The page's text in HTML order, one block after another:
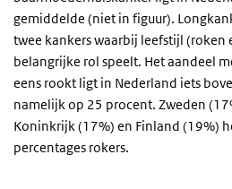
gemiddelde (niet in figuur).
twee kankers waarbij leefstijl (roken
belangrijke rol speelt. Het aandeel
eens rookt ligt in Nederland iets
namelijk op 25 procent. Zweden
Koninkrijk (17%) en Finland (19%)
percentages rokers.